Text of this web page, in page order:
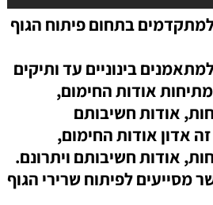
למתקדמים בתחום פיתוח הגוף
בינוניים עד ותיקים
אודות החימום,
אודות חשיבותם
אדון אודות החימום,
אודות חשיבותם ויתרונם.
מסייעים לפיתוח שרירי הגוף